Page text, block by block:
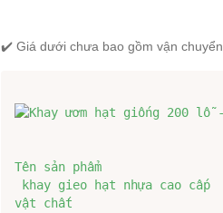
✔️ Giá dưới chưa bao gồm vận chuyển
Tên sản phẩm
khay gieo hạt nhựa cao cấp
vật chất